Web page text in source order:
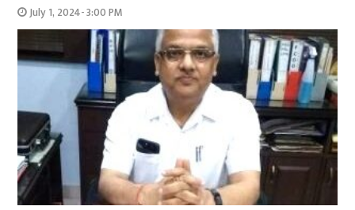
July 1, 2024- 3:00 PM